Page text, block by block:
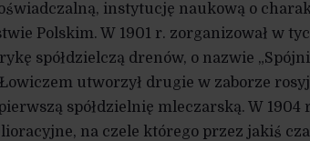
instytucję naukową o
Polskim. W 1901 r. zorganizował w
spółdzielczą drenów, o nazwie
utworzył drugie w zaborze
spółdzielnię mleczarską. W
na czele którego przez jakiś